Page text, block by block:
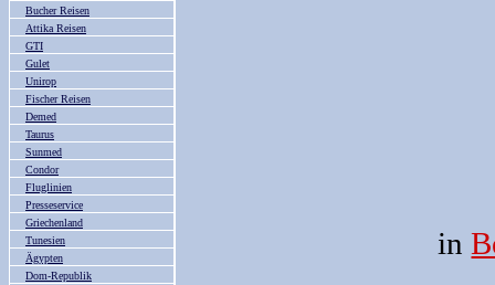
Bucher Reisen
Attika Reisen
GTI
Gulet
Unirop
Fischer Reisen
Demed
Taurus
Sunmed
Condor
Fluglinien
Presseservice
Griechenland
Tunesien
Ägypten
Dom-Republik
in